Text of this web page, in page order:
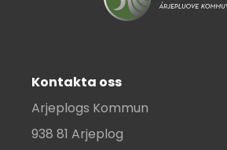
Kontakta oss
Arjeplogs Kommun
938 81 Arjeplog